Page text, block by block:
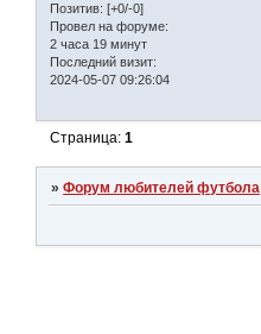
Позитив: [+0/-0]
Провел на форуме:
2 часа 19 минут
Последний визит:
2024-05-07 09:26:04
Страница:1
»Форум любителей футбола